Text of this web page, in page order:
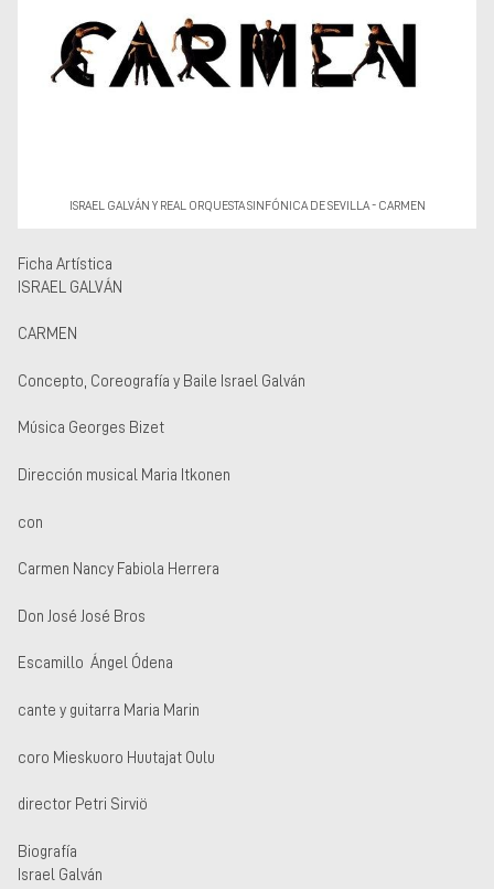
Teatros y salas
Festivales
ISRAEL GALVÁN Y REAL ORQUESTA SINFÓNICA DE SEVILLA - CARMEN
Ficha Artística
ISRAEL GALVÁN
CARMEN
Concepto, Coreografía y Baile Israel Galván
Música Georges Bizet
Dirección musical Maria Itkonen
con
Carmen Nancy Fabiola Herrera
Don José José Bros
Escamillo Ángel Ódena
cante y guitarra Maria Marin
coro Mieskuoro Huutajat Oulu
director Petri Sirviö
Biografía
Israel Galván